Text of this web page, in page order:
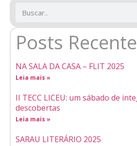
Posts
NA SALA DA CASA – FLIT 2025
Leia mais »
II TECC LICEU: um sábado de
descobertas
Leia mais »
SARAU LITERÁRIO 2025